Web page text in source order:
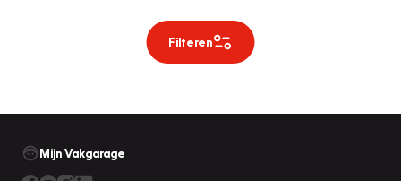
Filteren
Mijn Vakgarage